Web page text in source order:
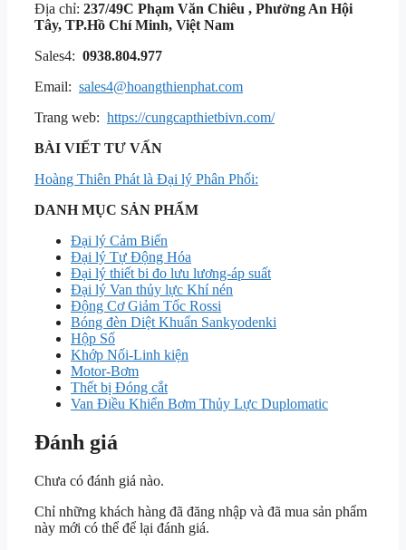
Địa chỉ: 237/49C Phạm Văn Chiêu , Phường An Hội
Tây, TP.Hồ Chí Minh, Việt Nam
Sales4: 0938.804.977
Email: sales4@hoangthienphat.com
Trang web: https://cungcapthietbivn.com/
BÀI VIẾT TƯ VẤN
Hoàng Thiên Phát là Đại lý Phân Phối:
DANH MỤC SẢN PHẨM
Đại lý Cảm Biến
Đại lý Tự Động Hóa
Đại lý thiết bi đo lưu lương-áp suất
Đại lý Van thủy lực Khí nén
Động Cơ Giảm Tốc Rossi
Bóng đèn Diệt Khuẩn Sankyodenki
Hộp Số
Khớp Nối-Linh kiện
Motor-Bơm
Thết bị Đóng cắt
Van Điều Khiển Bơm Thủy Lực Duplomatic
Đánh giá
Chưa có đánh giá nào.
Chỉ những khách hàng đã đăng nhập và đã mua sản phẩm
này mới có thể để lại đánh giá.